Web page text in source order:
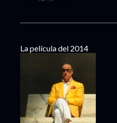
La película del 2014